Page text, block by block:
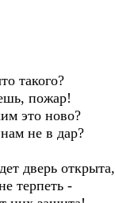
такого?
пожар!
это ново?
не в дар?
дверь открыта,
терпеть -